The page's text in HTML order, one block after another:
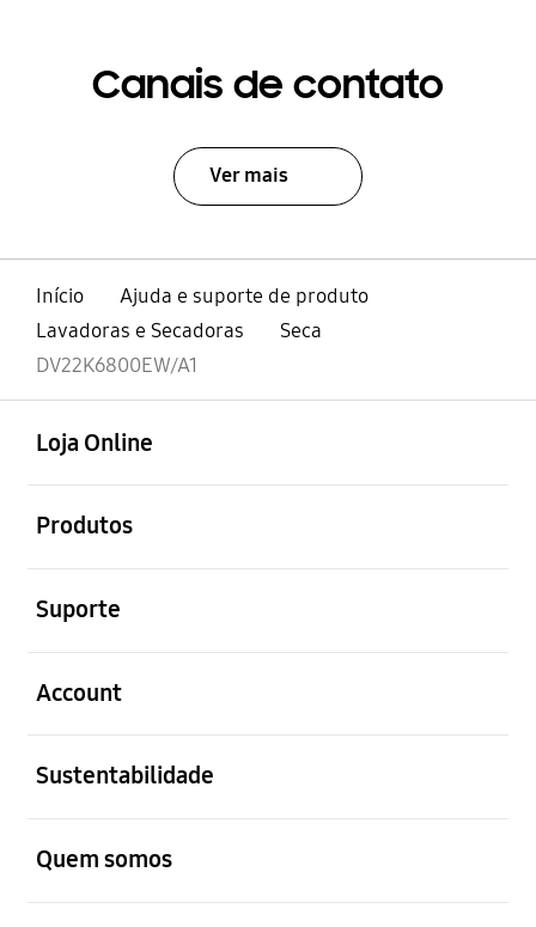
Canais de contato
Ver mais
Início
Ajuda e suporte de produto
Lavadoras e Secadoras
Seca
DV22K6800EW/A1
Loja Online
Produtos
Suporte
Account
Sustentabilidade
Quem somos